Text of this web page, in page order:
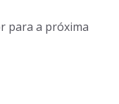
para a próxima